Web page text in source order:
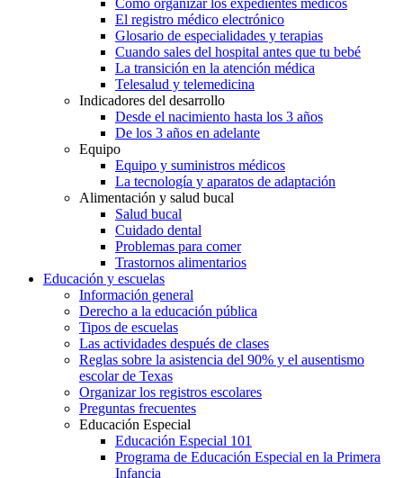
El registro médico electrónico
Glosario de especialidades y terapias
Cuando sales del hospital antes que tu bebé
La transición en la atención médica
Telesalud y telemedicina
Indicadores del desarrollo
Desde el nacimiento hasta los 3 años
De los 3 años en adelante
Equipo
Equipo y suministros médicos
La tecnología y aparatos de adaptación
Alimentación y salud bucal
Salud bucal
Cuidado dental
Problemas para comer
Trastornos alimentarios
Educación y escuelas
Información general
Derecho a la educación pública
Tipos de escuelas
Las actividades después de clases
Reglas sobre la asistencia del 90% y el ausentismo
escolar de Texas
Organizar los registros escolares
Preguntas frecuentes
Educación Especial
Educación Especial 101
Programa de Educación Especial en la Primera
Infancia